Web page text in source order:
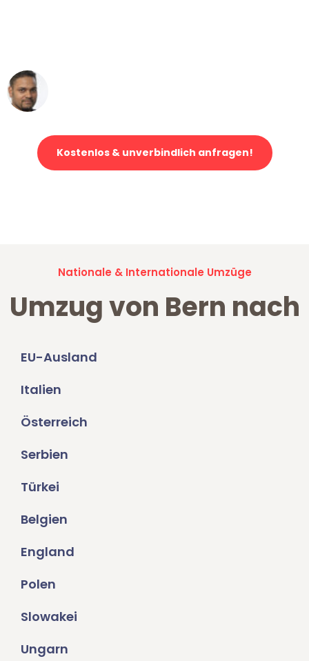
Kostenlos & unverbindlich anfragen!
Nationale & Internationale Umzüge
Umzug von Bern nach
EU-Ausland
Italien
Österreich
Serbien
Türkei
Belgien
England
Polen
Slowakei
Ungarn